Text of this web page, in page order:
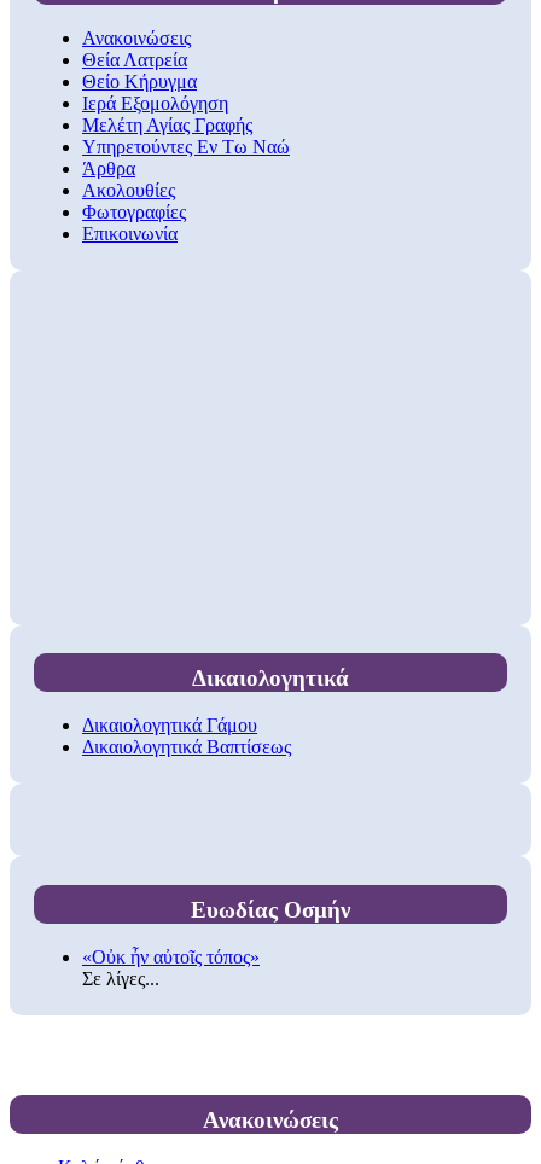
Ανακοινώσεις
Θεία Λατρεία
Θείο Κήρυγμα
Ιερά Εξομολόγηση
Μελέτη Αγίας Γραφής
Υπηρετούντες Εν Τω Ναώ
Άρθρα
Ακολουθίες
Φωτογραφίες
Επικοινωνία
Δικαιολογητικά
Δικαιολογητικά Γάμου
Δικαιολογητικά Βαπτίσεως
Ευωδίας Οσμήν
«Οὐκ ἦν αὐτοῖς τόπος»
Σε λίγες...
Ανακοινώσεις